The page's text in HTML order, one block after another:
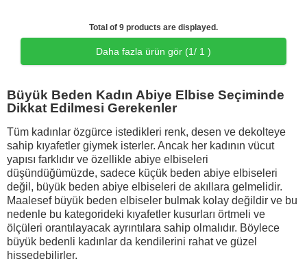
Total of 9 products are displayed.
Daha fazla ürün gör (1/ 1 )
Büyük Beden Kadın Abiye Elbise Seçiminde
Dikkat Edilmesi Gerekenler
Tüm kadınlar özgürce istedikleri renk, desen ve dekolteye
sahip kıyafetler giymek isterler. Ancak her kadının vücut
yapısı farklıdır ve özellikle abiye elbiseleri
düşündüğümüzde, sadece küçük beden abiye elbiseleri
değil, büyük beden abiye elbiseleri de akıllara gelmelidir.
Maalesef büyük beden elbiseler bulmak kolay değildir ve bu
nedenle bu kategorideki kıyafetler kusurları örtmeli ve
ölçüleri orantılayacak ayrıntılara sahip olmalıdır. Böylece
büyük bedenli kadınlar da kendilerini rahat ve güzel
hissedebilirler.